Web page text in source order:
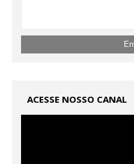
ACESSE NOSSO CANAL